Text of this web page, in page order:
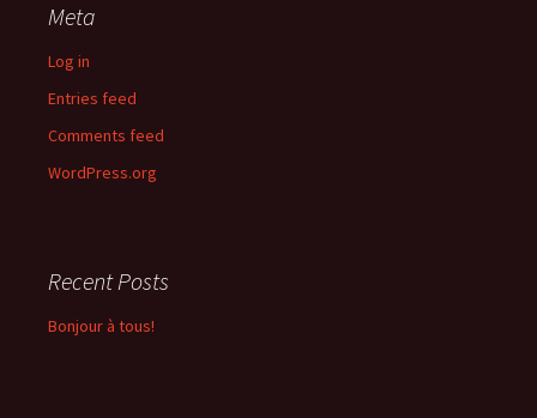
Meta
Log in
Entries feed
Comments feed
WordPress.org
Recent Posts
Bonjour à tous!